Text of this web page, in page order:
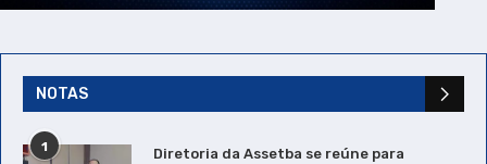
NOTAS
1
Diretoria da Assetba se reúne para